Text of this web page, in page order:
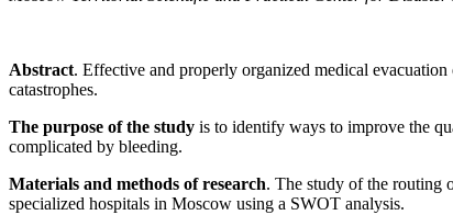
Abstract. Effective and properly organized medical
catastrophes.
The purpose of the study is to identify ways to improve the
complicated by bleeding.
Materials and methods of research. The study of the routing
specialized hospitals in Moscow using a SWOT analysis.